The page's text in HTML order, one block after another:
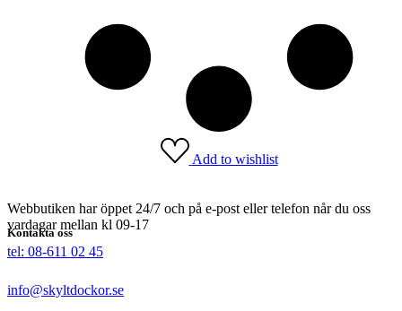
Add to wishlist
Webbutiken har öppet 24/7 och på e-post eller telefon når du oss
vardagar mellan kl 09-17
Kontakta oss
tel: 08-611 02 45
info@skyltdockor.se